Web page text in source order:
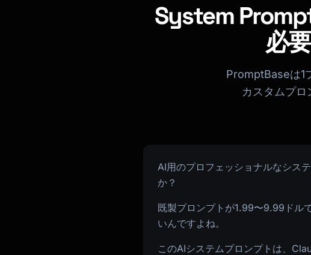
System
必
PromptBaseは1
カスタムプロ
AI用のプロフェッショナルなシス
か？
既製プロンプトが1.99〜9.99ドル
いんですよね。
このAIシステムプロンプトは、